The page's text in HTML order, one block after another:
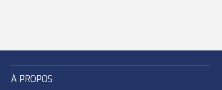
À PROPOS